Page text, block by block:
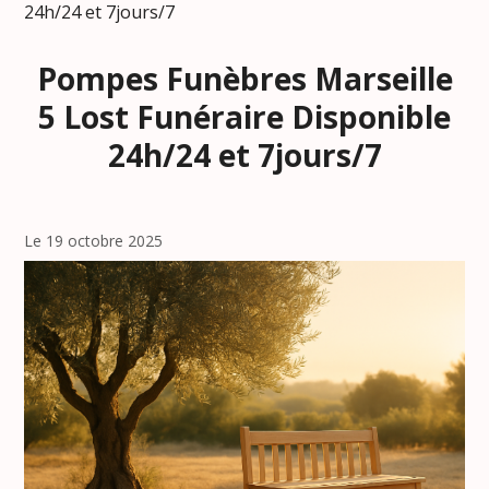
24h/24 et 7jours/7
Pompes Funèbres Marseille
5 Lost Funéraire Disponible
24h/24 et 7jours/7
Le 19 octobre 2025